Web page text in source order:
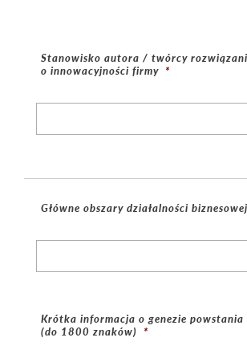
Stanowisko autora / twórcy
o innowacyjności firmy *
Główne obszary działalności
Krótka informacja o genezie
(do 1800 znaków)
*